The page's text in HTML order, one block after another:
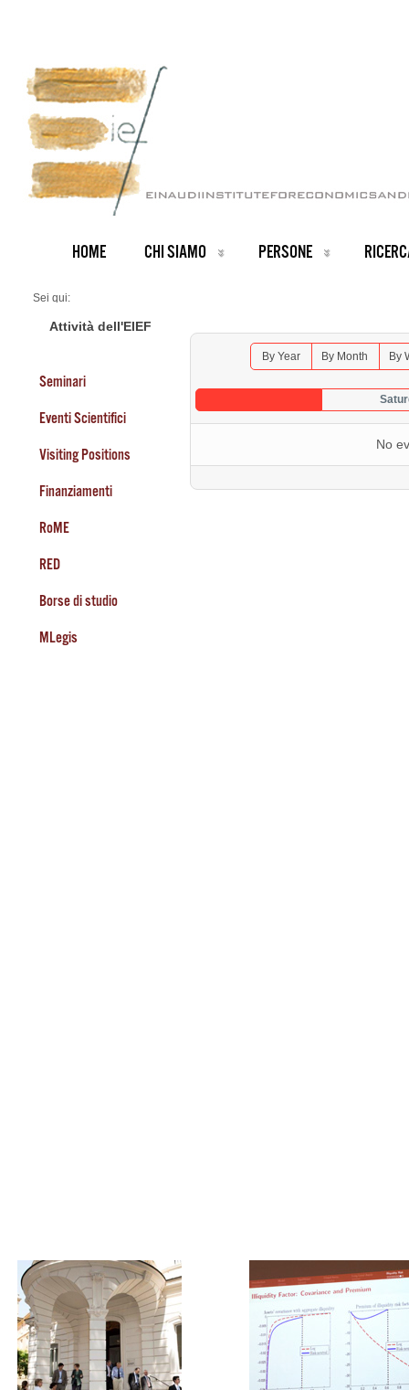
HOME CHI SIAMO PERSONE
Sei qui:
Seminars 2026
Attività dell'EIEF
Seminari
Eventi Scientifici
Visiting Positions
Finanziamenti
RoME
RED
Borse di studio
MLegis
By Year By Month By
No